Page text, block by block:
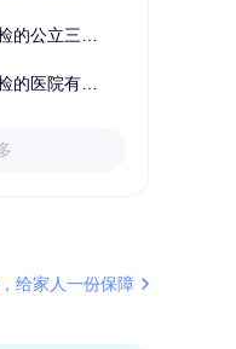
北戴河区
及体检套餐汇总
哪些套餐可以选择？
给家人一份保障